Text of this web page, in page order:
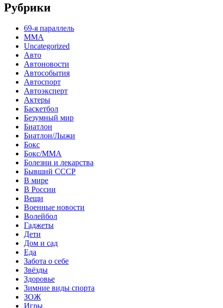
Рубрики
69-я параллель
MMA
Uncategorized
Авто
Автоновости
Автособытия
Автоспорт
Автоэксперт
Актеры
Баскетбол
Безумный мир
Биатлон
Биатлон/Лыжи
Бокс
Бокс/MMA
Болезни и лекарства
Бывший СССР
В мире
В России
Вещи
Военные новости
Волейбол
Гаджеты
Дети
Дом и сад
Еда
Забота о себе
Звёзды
Здоровье
Зимние виды спорта
ЗОЖ
Игры